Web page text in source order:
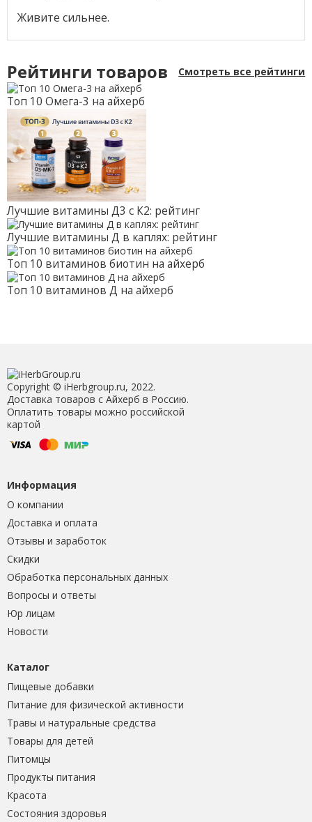
Живите сильнее.
Рейтинги товаров Смотреть все рейтинги
Топ 10 Омега-3 на айхерб
Лучшие витамины Д3 с К2: рейтинг
Лучшие витамины Д в каплях: рейтинг
Топ 10 витаминов биотин на айхерб
Топ 10 витаминов Д на айхерб
Copyright © iHerbgroup.ru, 2022.
Доставка товаров с Айхерб в Россию.
Оплатить товары можно российской
картой
Информация
О компании
Доставка и оплата
Отзывы и заработок
Скидки
Обработка персональных данных
Вопросы и ответы
Юр лицам
Новости
Каталог
Пищевые добавки
Питание для физической активности
Травы и натуральные средства
Товары для детей
Питомцы
Продукты питания
Красота
Состояния здоровья